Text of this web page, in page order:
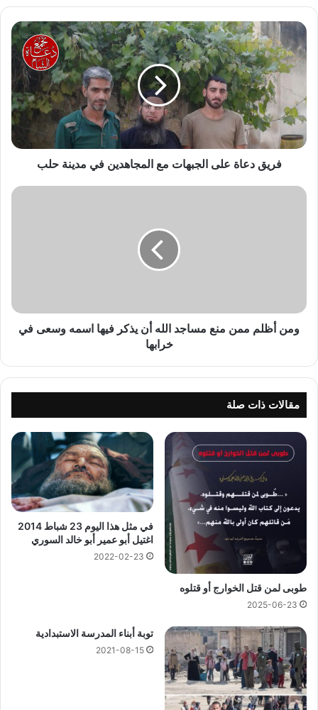
فريق
دعاة
على
الجبهات
المجاهدين
في
مدينة
حلب
فريق دعاة على الجبهات مع المجاهدين في مدينة حلب
ومن
فيها
اسمه
ومن أظلم ممن منع مساجد الله أن يذكر فيها اسمه وسعى في
خرابها
مقالات ذات صلة
طوبى لمن قتل الخوارج أو قتلوه
2025-06-23
في مثل هذا اليوم 23 شباط 2014
اغتيل أبو عمير أبو خالد السوري
2022-02-23
توبة أبناء المدرسة الاستبدادية
2021-08-15